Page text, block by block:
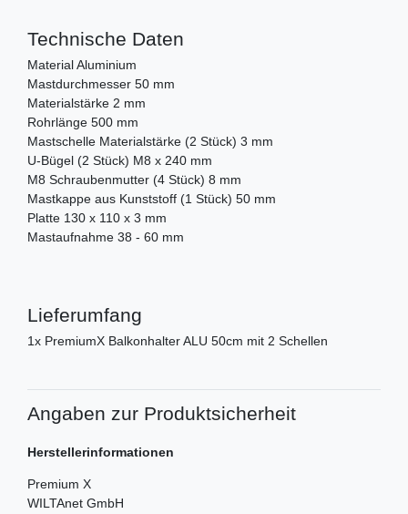
Technische Daten
Material Aluminium
Mastdurchmesser 50 mm
Materialstärke 2 mm
Rohrlänge 500 mm
Mastschelle Materialstärke (2 Stück) 3 mm
U-Bügel (2 Stück) M8 x 240 mm
M8 Schraubenmutter (4 Stück) 8 mm
Mastkappe aus Kunststoff (1 Stück) 50 mm
Platte 130 x 110 x 3 mm
Mastaufnahme 38 - 60 mm
Lieferumfang
1x PremiumX Balkonhalter ALU 50cm mit 2 Schellen
Angaben zur Produktsicherheit
Herstellerinformationen
Premium X
WILTAnet GmbH